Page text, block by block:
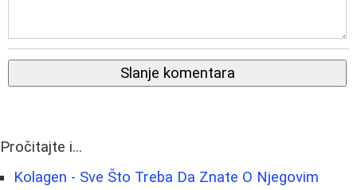
Slanje komentara
Pročitajte i...
Kolagen - Sve Što Treba Da Znate O Njegovim